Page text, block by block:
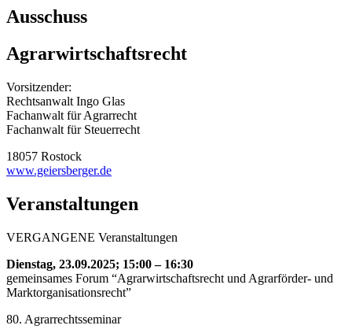
Ausschuss
Agrarwirtschaftsrecht
Vorsitzender:
Rechtsanwalt Ingo Glas
Fachanwalt für Agrarrecht
Fachanwalt für Steuerrecht
18057 Rostock
www.geiersberger.de
Veranstaltungen
VERGANGENE Veranstaltungen
Dienstag, 23.09.2025; 15:00 – 16:30
gemeinsames Forum “Agrarwirtschaftsrecht und Agrarförder- und
Marktorganisationsrecht”
80. Agrarrechtsseminar